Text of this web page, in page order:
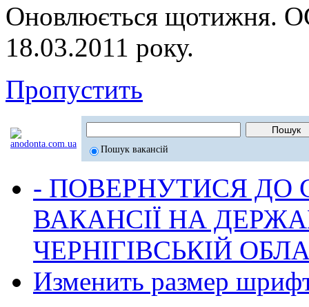
Оновлюється
18.03.2011 року.
Пропустить
Пошук вакансій
- ПОВЕРНУТИСЯ ДО
ВАКАНСІЇ НА
ЧЕРНІГІВСЬКІЙ
Изменить размер